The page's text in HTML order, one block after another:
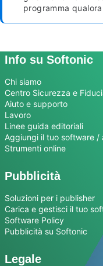
programma
Info su Softonic
Chi siamo
Centro Sicurezza e
Aiuto e supporto
Lavoro
Linee guida editoriali
Aggiungi il tuo software /
Strumenti online
Pubblicità
Soluzioni per i publisher
Carica e gestisci il tuo
Software Policy
Pubblicità su Softonic
Legale